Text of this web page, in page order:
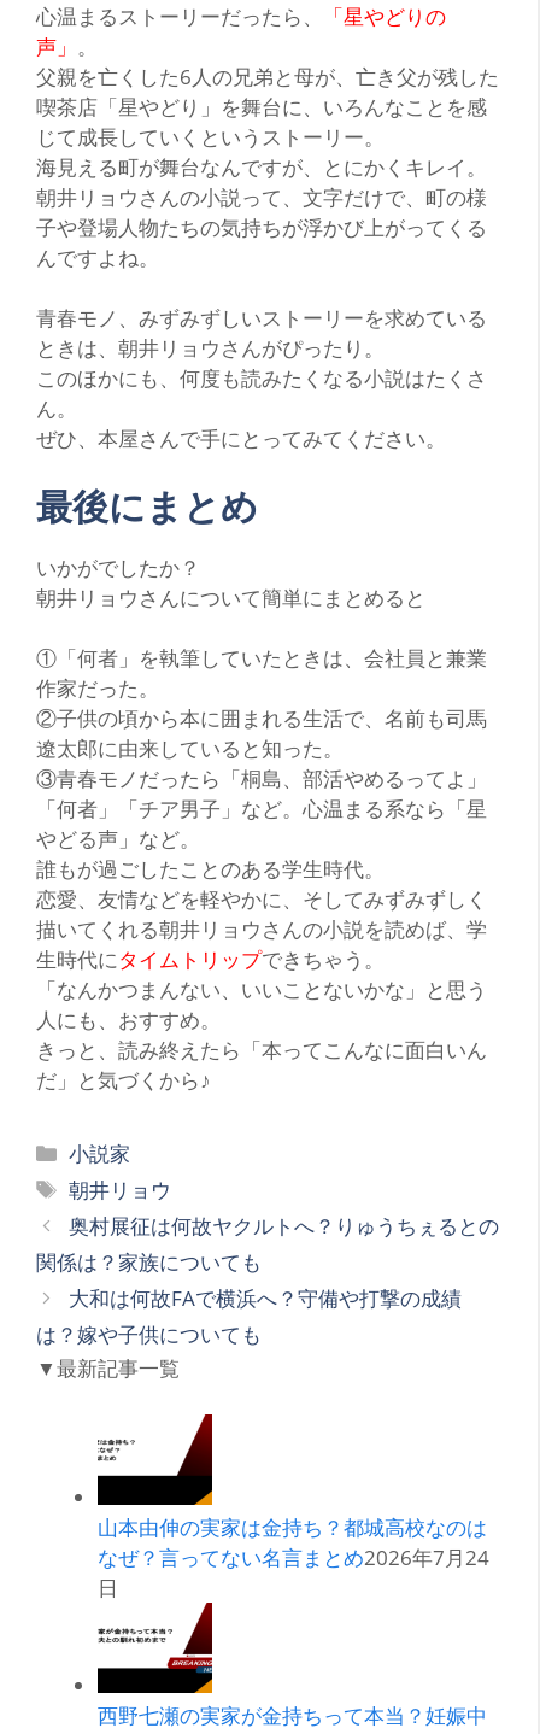
心温まるストーリーだったら、
「星やどりの
声」 。
父親を亡くした6人の兄弟と母が、亡き父が残した
喫茶店「星やどり」を舞台に、いろんなことを感
じて成長していくというストーリー。
海見える町が舞台なんですが、とにかく キレイ。
朝井リョウさんの小説って、文字だけで、町の様
子や登場人物たちの気持ちが浮かび上がってくる
んですよね。
青春モノ 、 みずみずしいストーリーを求めている
ときは、朝井リョウさんがぴったり。
このほかにも、何度も読みたくなる小説はたくさ
ん。
ぜひ、本屋さんで手にとってみてください。
最後にまとめ
いかがでしたか？
朝井リョウさんについて簡単にまとめると
①「何者」を執筆していたときは、会社員と兼業
作家だった。
②子供の頃から本に囲まれる生活で、名前も司馬
遼太郎に由来していると知った。
③青春モノだったら「桐島、部活やめるってよ」
「何者」「チア男子」など。心温まる系なら「星
やどる声」など。
誰もが過ごしたことのある学生時代。
恋愛、友情などを軽やかに、そしてみずみずしく
描いてくれる朝井リョウさんの小説を読めば、学
生時代にタイムトリップできちゃう。
「なんかつまんない、いいことないかな」と思う
人にも、おすすめ。
きっと、読み終えたら「本ってこんなに面白いん
だ」と気づくから♪
カ
テ
ゴ
リ
ー
小説家
タ
グ
朝井リョウ
奥村展征は何故ヤクルトへ？りゅうちぇるとの
関係は？家族についても
大和は何故FAで横浜へ？守備や打撃の成績
は？嫁や子供についても
▼最新記事一覧
山本由伸の実家は金持ち？都城高校なのは
なぜ？言ってない名言まとめ2026年7月24
日
西野七瀬の実家が金持ちって本当？妊娠中